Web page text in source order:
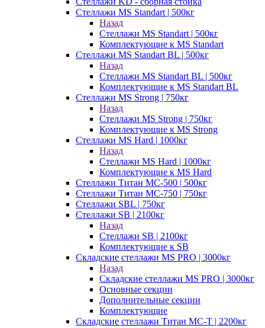
Стеллажи MS Standart | 500кг
Назад
Стеллажи MS Standart | 500кг
Комплектующие к MS Standart
Стеллажи MS Standart BL | 500кг
Назад
Стеллажи MS Standart BL | 500кг
Комплектующие к MS Standart BL
Стеллажи MS Strong | 750кг
Назад
Стеллажи MS Strong | 750кг
Комплектующие к MS Strong
Стеллажи MS Hard | 1000кг
Назад
Стеллажи MS Hard | 1000кг
Комплектующие к MS Hard
Стеллажи Титан МС-500 | 500кг
Стеллажи Титан МС-750 | 750кг
Стеллажи SBL | 750кг
Стеллажи SB | 2100кг
Назад
Стеллажи SB | 2100кг
Комплектующие к SB
Складские стеллажи MS PRO | 3000кг
Назад
Складские стеллажи MS PRO | 3000кг
Основные секции
Дополнительные секции
Комплектующие
Складские стеллажи Титан МС-Т | 2200кг